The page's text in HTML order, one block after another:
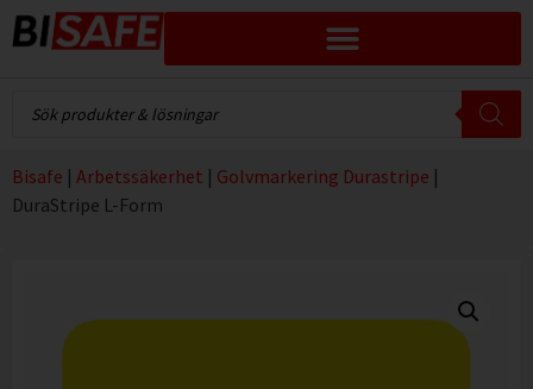
Bisafe | Arbetssäkerhet | Golvmarkering Durastripe |
DuraStripe L-Form